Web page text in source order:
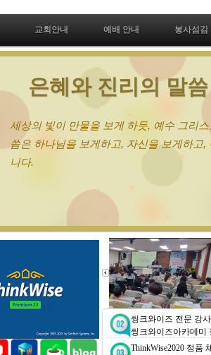
교회안내 예배 안내 봉사섬김
치유와 회
하나님은 전인적 치료
로 육체, 마음, 영혼의
씽크와이즈 전문 강
씽크와이즈아카데미
ThinkWise2020 정품